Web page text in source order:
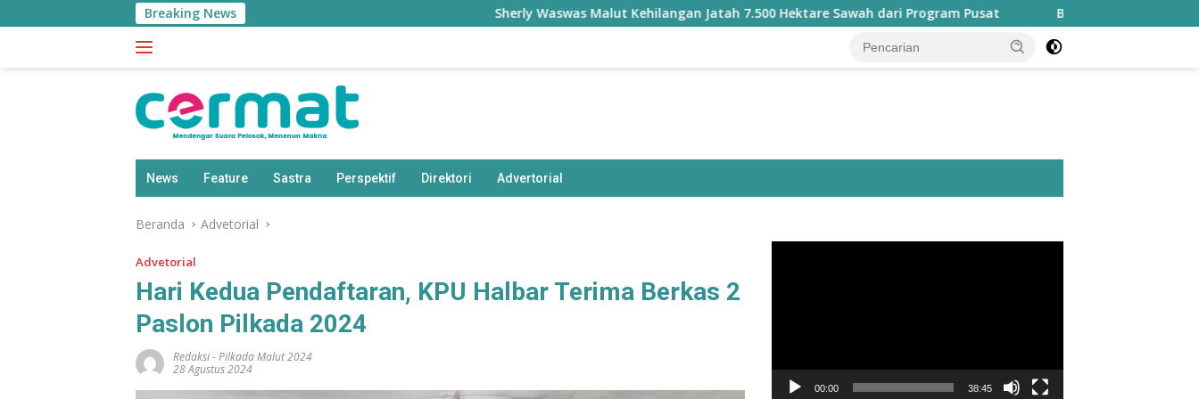
ke
Breaking News Sherly Waswas Malut Kehilangan Jatah 7.500 Hektare Sawah dari Program Pusat Bapperida: Taliabu Butuh Rp2
News Feature Sastra Perspektif Direktori Advertorial
Beranda Advetorial
Advetorial
Hari Kedua Pendaftaran, KPU Halbar Terima Berkas 2
Paslon Pilkada 2024
Redaksi-Pilkada Malut 2024
28 Agustus 2024
00:00 38:45